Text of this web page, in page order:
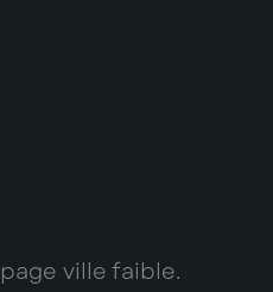
ville faible.